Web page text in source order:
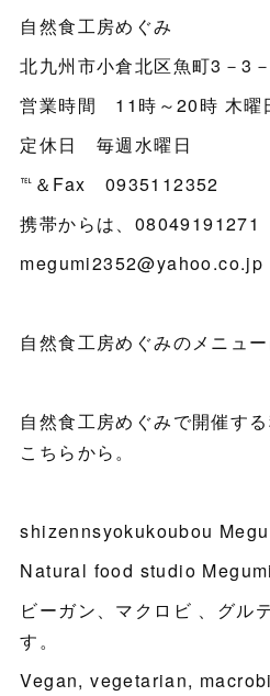
自然食工房めぐみ
北九州市小倉北区魚町3－3
営業時間 11時～20時 木曜
定休日 毎週水曜日
℡＆Fax 0935112352
携帯からは、08049191271
megumi2352@yahoo.co.jp
自然食工房めぐみのメニュ
自然食工房めぐみで開催す
こちらから。
shizennsyokukoubou
Natural food studio Megumi
ビーガン、マクロビ 、グル
す。
Vegan, vegetarian,